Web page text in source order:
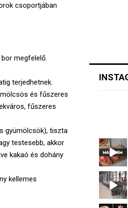
csoportjában
megfelelő.
terjedhetnek.
és fűszeres
fűszeres
gyümölcsök), tiszta
testesebb, akkor
kakaó és dohány
kellemes